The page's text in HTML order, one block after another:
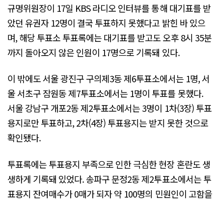
규명위원장이 17일 KBS 라디오 인터뷰를 통해 대기표를 받
았던 유권자 12명이 결국 투표하지 못했다고 밝힌 바 있으
며, 해당 투표소 투표록에는 대기표를 받고도 오후 8시 35분
까지 돌아오지 않은 인원이 17명으로 기록돼 있다.
이 밖에도 서울 광진구 구의제3동 제6투표소에서는 1명, 서
울 서초구 잠원동 제7투표소에서는 1명이 투표를 못했다.
서울 강남구 개포2동 제2투표소에서는 3명이 1차(3장) 투표
용지로만 투표하고, 2차(4장) 투표용지는 받지 못한 것으로
확인됐다.
투표록에는 투표용지 부족으로 인한 극심한 현장 혼란도 생
생하게 기록돼 있었다. 송파구 문정2동 제2투표소에서는 투
표용지 잔여매수가 0매가 되자 약 100명의 민원인이 고함을